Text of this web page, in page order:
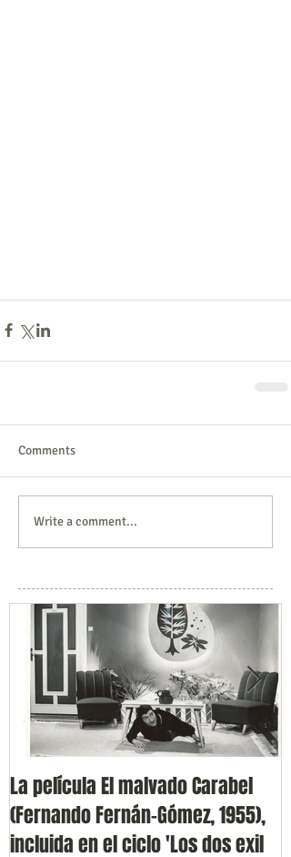
Comments
Write a comment...
La película El malvado Carabel
(Fernando Fernán-Gómez, 1955),
incluida en el ciclo 'Los dos exil